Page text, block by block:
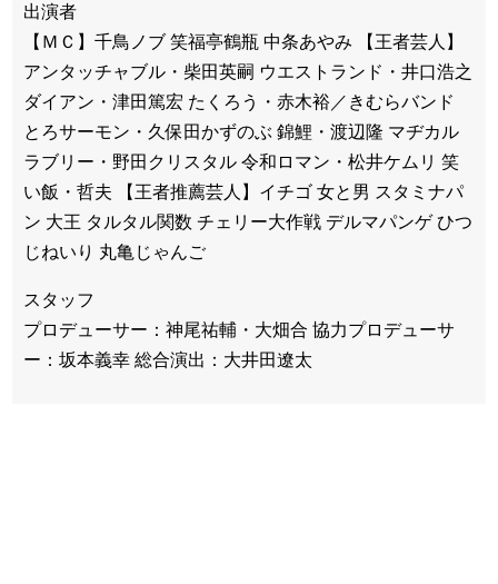
出演者
【ＭＣ】千鳥ノブ 笑福亭鶴瓶 中条あやみ 【王者芸人】
アンタッチャブル・柴田英嗣 ウエストランド・井口浩之
ダイアン・津田篤宏 たくろう・赤木裕／きむらバンド
とろサーモン・久保田かずのぶ 錦鯉・渡辺隆 マヂカル
ラブリー・野田クリスタル 令和ロマン・松井ケムリ 笑
い飯・哲夫 【王者推薦芸人】イチゴ 女と男 スタミナパ
ン 大王 タルタル関数 チェリー大作戦 デルマパンゲ ひつ
じねいり 丸亀じゃんご
スタッフ
プロデューサー：神尾祐輔・大畑合 協力プロデューサ
ー：坂本義幸 総合演出：大井田遼太